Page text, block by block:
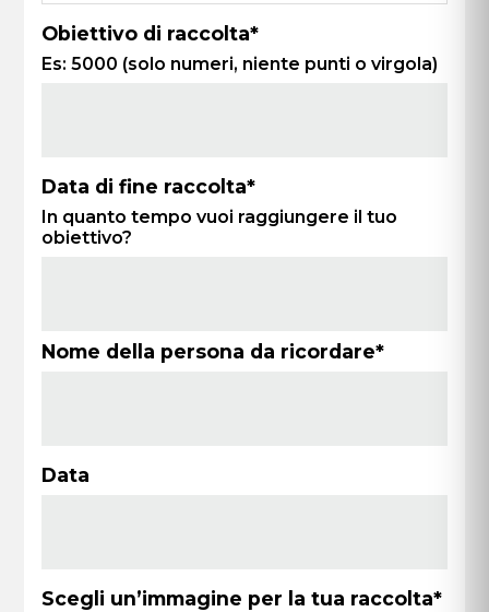
Obiettivo di raccolta*
Es: 5000 (solo numeri, niente punti o virgola)
Data di fine raccolta*
In quanto tempo vuoi raggiungere il tuo
obiettivo?
Nome della persona da ricordare*
Data
Scegli un’immagine per la tua raccolta*